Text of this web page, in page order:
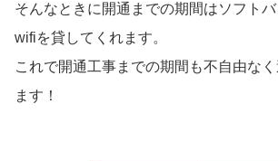
そんなときに開通までの期間はソフト
wifiを貸してくれます。
これで開通工事までの期間も不自由な
ます！